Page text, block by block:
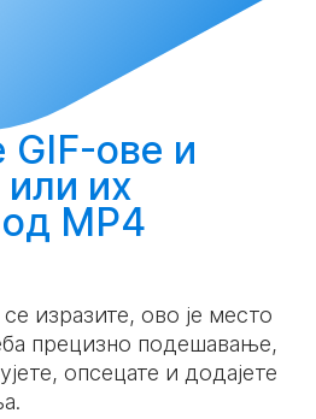
GIF-ове и
их
од MP4
изразите, ово је место
прецизно подешавање,
опсецате и додајете